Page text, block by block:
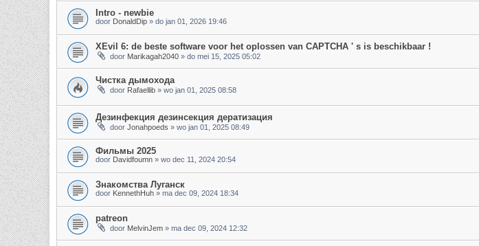
Intro - newbie
door DonaldDip » do jan 01, 2026 19:46
XEvil 6: de beste software voor het oplossen van CAPTCHA ' s is beschikbaar !
door Marikagah2040 » do mei 15, 2025 05:02
Чистка дымохода
door Rafaellib » wo jan 01, 2025 08:58
Дезинфекция дезинсекция дератизация
door Jonahpoeds » wo jan 01, 2025 08:49
Фильмы 2025
door Davidfoumn » wo dec 11, 2024 20:54
Знакомства Луганск
door KennethHuh » ma dec 09, 2024 18:34
patreon
door MelvinJem » ma dec 09, 2024 12:32